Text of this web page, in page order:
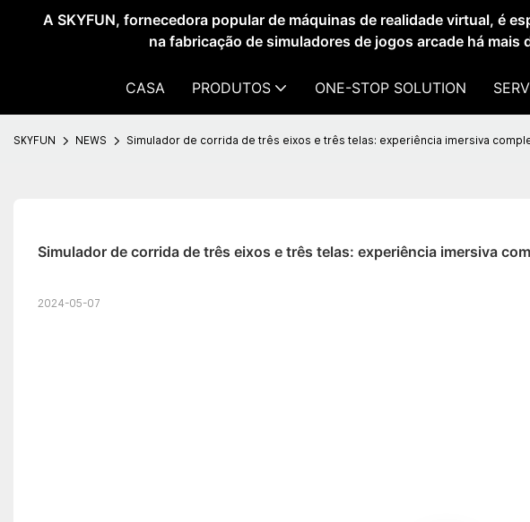
A SKYFUN, fornecedora popular de máquinas de realidade virtual, é
na fabricação de simuladores de jogos arcade há mais
CASA PRODUTOS ONE-STOP SOLUTION
SKYFUN NEWS Simulador de corrida de três eixos e três telas: experiência imersiva
Simulador de corrida de três eixos e três telas: experiência imersiva
2024-05-07